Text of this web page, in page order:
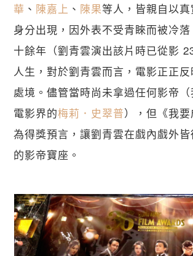
華 、 陳嘉上 、 陳果等人，皆親自以
身分出現，因外表不受青睞而被冷
十餘年（劉青雲演出該片時已從影
人生，對於劉青雲而言，電影正正
處境。儘管當時尚未拿過任何影帝
電影界的梅莉．史翠普），但《我
為得獎預言，讓劉青雲在戲內戲外
的影帝寶座。